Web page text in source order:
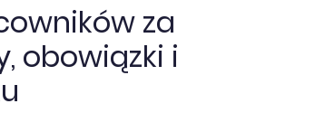
za
obowiązki i